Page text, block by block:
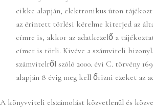
cikke alapján, elektronikus úton
az érintett törlési kérelme kiterjed az
címre is, akkor az adatkezelő a
címet is törli. Kivéve a számviteli
számvitelről szóló 2000. évi C. törvény
alapján 8 évig meg kell őrizni ezeket az
A könyvviteli elszámolást közvetlenül és